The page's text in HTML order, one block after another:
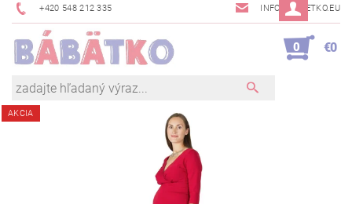
+420 548 212 335 INFO@BABETKO.EU
0 €0
AKCIA